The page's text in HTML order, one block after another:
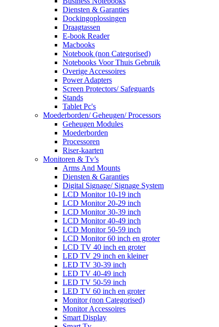
Diensten & Garanties
Dockingoplossingen
Draagtassen
E-book Reader
Macbooks
Notebook (non Categorised)
Notebooks Voor Thuis Gebruik
Overige Accessoires
Power Adapters
Screen Protectors/ Safeguards
Stands
Tablet Pc's
Moederborden/ Geheugen/ Processors
Geheugen Modules
Moederborden
Processoren
Riser-kaarten
Monitoren & Tv’s
Arms And Mounts
Diensten & Garanties
Digital Signage/ Signage System
LCD Monitor 10-19 inch
LCD Monitor 20-29 inch
LCD Monitor 30-39 inch
LCD Monitor 40-49 inch
LCD Monitor 50-59 inch
LCD Monitor 60 inch en groter
LCD TV 40 inch en groter
LED TV 29 inch en kleiner
LED TV 30-39 inch
LED TV 40-49 inch
LED TV 50-59 inch
LED TV 60 inch en groter
Monitor (non Categorised)
Monitor Accessoires
Smart Display